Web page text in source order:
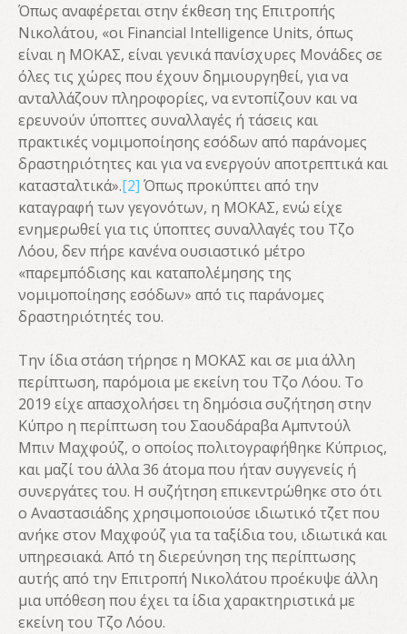
Όπως αναφέρεται στην έκθεση της Επιτροπής
Νικολάτου, «οι Financial Intelligence Units, όπως
είναι η ΜΟΚΑΣ, είναι γενικά πανίσχυρες Μονάδες σε
όλες τις χώρες που έχουν δημιουργηθεί, για να
ανταλλάζουν πληροφορίες, να εντοπίζουν και να
ερευνούν ύποπτες συναλλαγές ή τάσεις και
πρακτικές νομιμοποίησης εσόδων από παράνομες
δραστηριότητες και για να ενεργούν αποτρεπτικά και
κατασταλτικά».[2] Όπως προκύπτει από την
καταγραφή των γεγονότων, η ΜΟΚΑΣ, ενώ είχε
ενημερωθεί για τις ύποπτες συναλλαγές του Τζο
Λόου, δεν πήρε κανένα ουσιαστικό μέτρο
«παρεμπόδισης και καταπολέμησης της
νομιμοποίησης εσόδων» από τις παράνομες
δραστηριότητές του.
Την ίδια στάση τήρησε η ΜΟΚΑΣ και σε μια άλλη
περίπτωση, παρόμοια με εκείνη του Τζο Λόου. Το
2019 είχε απασχολήσει τη δημόσια συζήτηση στην
Κύπρο η περίπτωση του Σαουδάραβα Αμπντούλ
Μπιν Μαχφούζ, ο οποίος πολιτογραφήθηκε Κύπριος,
και μαζί του άλλα 36 άτομα που ήταν συγγενείς ή
συνεργάτες του. Η συζήτηση επικεντρώθηκε στο ότι
ο Αναστασιάδης χρησιμοποιούσε ιδιωτικό τζετ που
ανήκε στον Μαχφούζ για τα ταξίδια του, ιδιωτικά και
υπηρεσιακά. Από τη διερεύνηση της περίπτωσης
αυτής από την Επιτροπή Νικολάτου προέκυψε άλλη
μια υπόθεση που έχει τα ίδια χαρακτηριστικά με
εκείνη του Τζο Λόου.